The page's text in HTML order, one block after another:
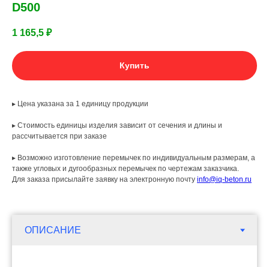
D500
1 165,5 ₽
Купить
▸ Цена указана за 1 единицу продукции
▸ Стоимость единицы изделия зависит от сечения и длины и
рассчитывается при заказе
▸ Возможно изготовление перемычек по индивидуальным размерам, а
также угловых и дугообразных перемычек по чертежам заказчика.
Для заказа присылайте заявку на электронную почту info@iq-beton.ru